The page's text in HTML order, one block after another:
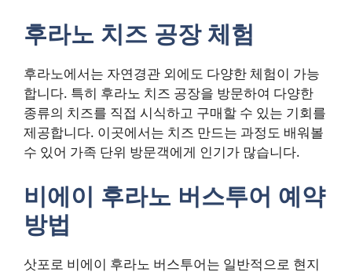
후라노 치즈 공장 체험
후라노에서는 자연경관 외에도 다양한 체험이 가능
합니다. 특히 후라노 치즈 공장을 방문하여 다양한
종류의 치즈를 직접 시식하고 구매할 수 있는 기회를
제공합니다. 이곳에서는 치즈 만드는 과정도 배워볼
수 있어 가족 단위 방문객에게 인기가 많습니다.
비에이 후라노 버스투어 예약
방법
삿포로 비에이 후라노 버스투어는 일반적으로 현지